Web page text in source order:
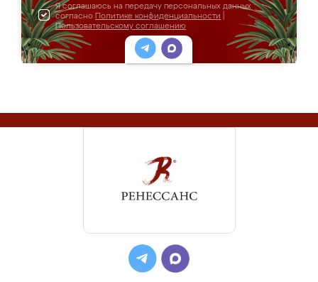
Я соглашаюсь на передачу персональных данных
согласно Политике конфиденциальности
Пользовательскому соглашению